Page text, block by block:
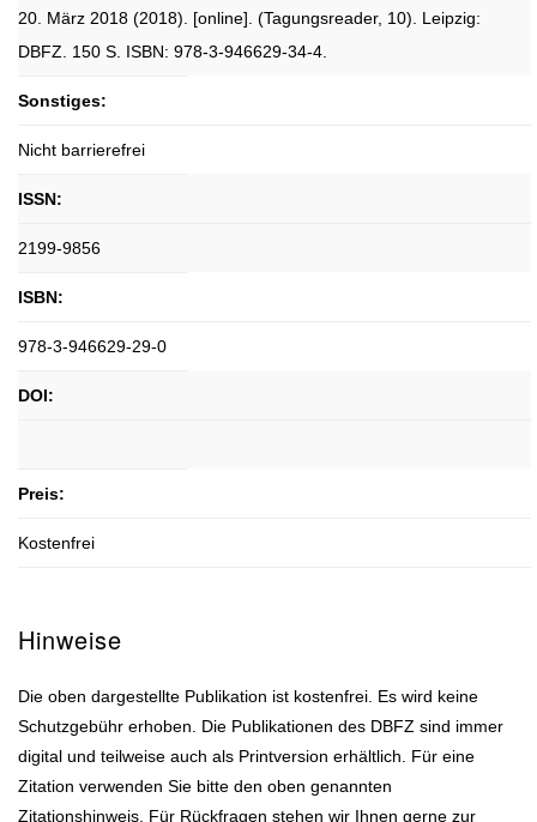
20. März 2018 (2018). [online]. (Tagungsreader, 10). Leipzig:
DBFZ. 150 S. ISBN: 978-3-946629-34-4.
Sonstiges:
Nicht barrierefrei
ISSN:
2199-9856
ISBN:
978-3-946629-29-0
DOI:
Preis:
Kostenfrei
Hinweise
Die oben dargestellte Publikation ist kostenfrei. Es wird keine
Schutzgebühr erhoben. Die Publikationen des DBFZ sind immer
digital und teilweise auch als Printversion erhältlich. Für eine
Zitation verwenden Sie bitte den oben genannten
Zitationshinweis. Für Rückfragen stehen wir Ihnen gerne zur